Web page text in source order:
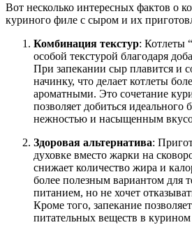
Вот несколько интересных фактов о
куриного филе с сыром и их
Комбинация текстур: Котлеты
особой текстурой благодаря
При запекании сыр плавится и
начинку, что делает котлеты
ароматными. Это сочетание
позволяет добиться идеального
нежностью и насыщенным
Здоровая альтернатива:
духовке вместо жарки на
снижает количество жира и
более полезным вариантом для
питанием, но не хочет
Кроме того, запекание
питательных веществ в